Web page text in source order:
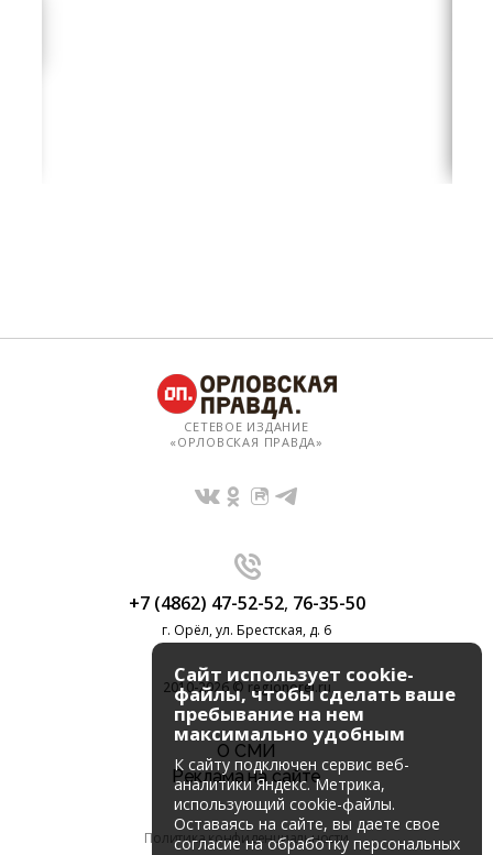
СЕТЕВОЕ ИЗДАНИЕ
«ОРЛОВСКАЯ ПРАВДА»
+7 (4862) 47-52-52, 76-35-50
г. Орёл, ул. Брестская, д. 6
2010-2026 © regionorel.ru
О СМИ
Реклама на сайте
Политика конфиденциальности
Сайт использует cookie-
файлы, чтобы сделать ваше
пребывание на нем
максимально удобным
К cайту подключен сервис веб-
аналитики Яндекс. Метрика,
использующий cookie-файлы.
Оставаясь на сайте, вы даете свое
согласие на обработку персональных